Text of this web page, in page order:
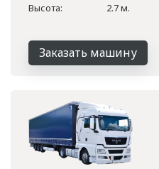
Высота:
2.7 м.
Заказать машину